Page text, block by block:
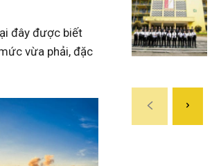
đây được biết
vừa phải, đặc